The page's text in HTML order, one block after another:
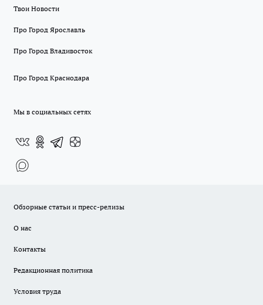
Твои Новости
Про Город Ярославль
Про Город Владивосток
Про Город Краснодара
Мы в социальных сетях
Обзорные статьи и пресс-релизы
О нас
Контакты
Редакционная политика
Условия труда